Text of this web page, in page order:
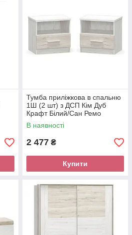
Тумба приліжкова в спальню
1Ш (2 шт) з ДСП Кім Дуб
Крафт Білий/Сан Ремо
Мебель Сервіс
В наявності
2 477 ₴
Купити